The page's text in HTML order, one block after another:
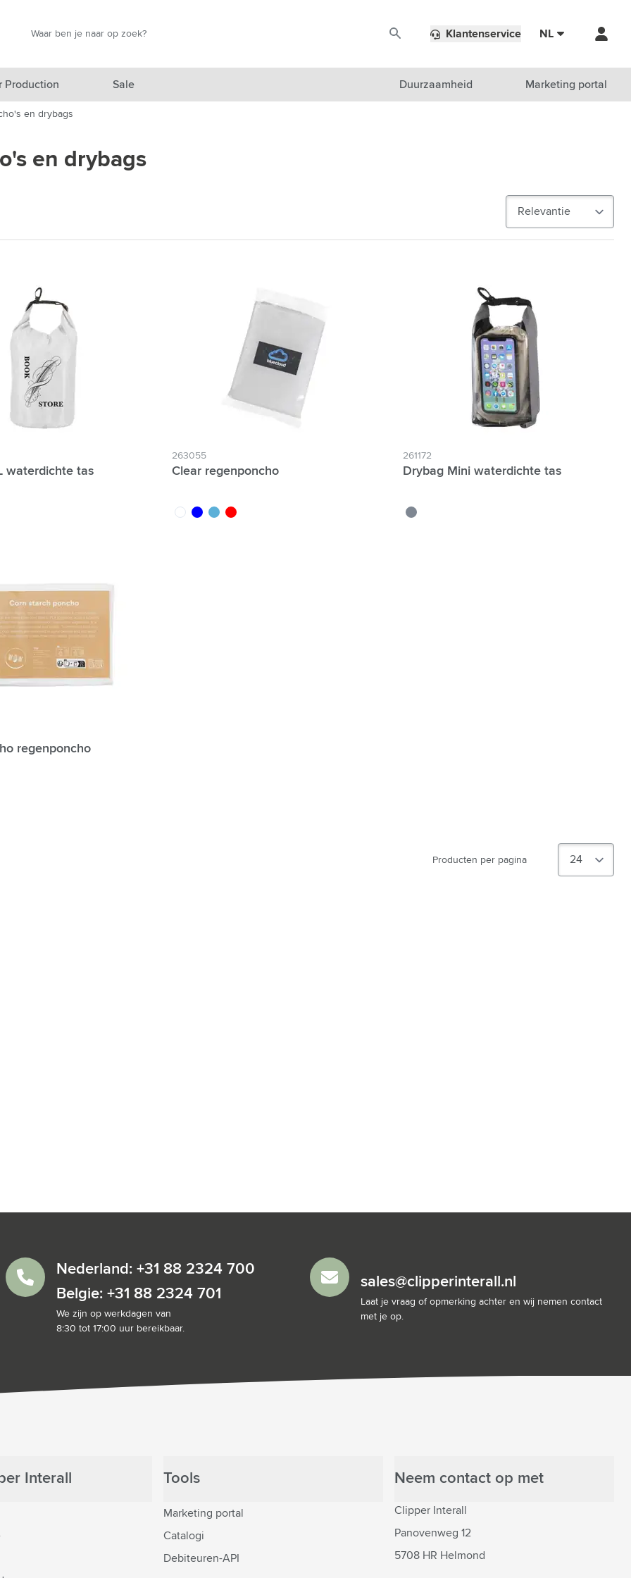
categorie
& Gadgets categorie
categorie
& Onderweg categorie
Klantenservice NL
Production Sale Duurzaamheid Marketing portal
en drybags
Individuele namen mogelijk:
en drybags
waterdichte tas
263055
Clear regenponcho
translucide
bleu bleu clair
rouge
261172
Drybag Mini waterdichte tas
gris clair
regenponcho
Producten per pagina
Nederland: +31 88 2324 700
Belgie: +31 88 2324 701
We zijn op werkdagen van
8:30 tot 17:00 uur bereikbaar.
sales@clipperinterall.nl
Laat je vraag of opmerking achter en wij nemen contact
met je op.
Interall Tools
Marketing portal
Catalogi
Debiteuren-API
Neem contact op met
Clipper Interall
Panovenweg 12
5708 HR Helmond